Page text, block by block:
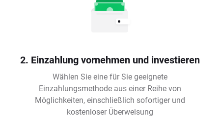
2. Einzahlung vornehmen und investieren
Wählen Sie eine für Sie geeignete
Einzahlungsmethode aus einer Reihe von
Möglichkeiten, einschließlich sofortiger und
kostenloser Überweisung